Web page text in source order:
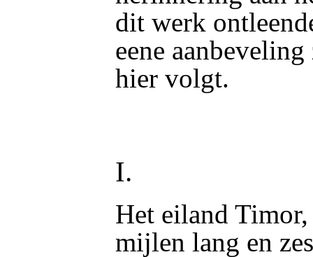
dit werk
eene
hier volgt.
I.
Het eiland
mijlen lang en